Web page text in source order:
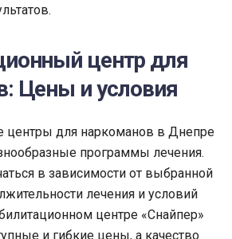
центр для
Цены и условия
центры для наркоманов в Днепре
программы лечения.
в зависимости от выбранной
лечения и условий
центре «Снайпер»
и гибкие цены, а качество